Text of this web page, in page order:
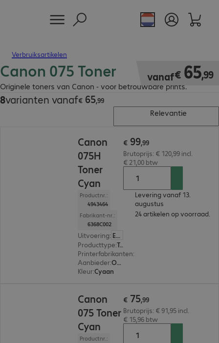
Verbruiksartikelen
Canon 075 Toner
Originele toners van Canon - voor betrouwbare prints.
vanaf€ 65,99
€ 65,99
8varianten vanaf€ 65,99
€ 65,99
Relevantie
Canon
075H
Toner
Cyan
Productnr.:
4943464
Fabrikant-nr.:
6368C002
Uitvoering: Europa
Producttype: Toner
Printerfabrikanten:
Aanbieder:
Origineel
Kleur:Cyaan
€ 99,99
Brutoprijs: € 120,99 incl.
€ 21,00 btw
Levering vanaf 13.
augustus
24 artikelen op voorraad.
Canon
075 Toner
Cyan
Productnr.:
€ 75,99
Brutoprijs: € 91,95 incl.
€ 15,96 btw